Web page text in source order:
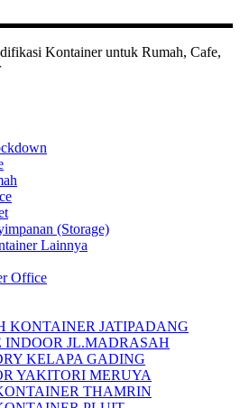
Kontainer untuk Rumah, Cafe,
(Storage)
Lainnya
Office
KONTAINER JATIPADANG
INDOOR JL.MADRASAH
KELAPA GADING
YAKITORI MERUYA
THAMRIN